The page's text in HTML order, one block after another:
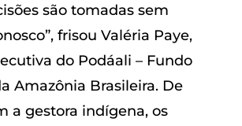
são tomadas sem
frisou Valéria Paye,
do Podáali – Fundo
Amazônia Brasileira. De
a gestora indígena, os